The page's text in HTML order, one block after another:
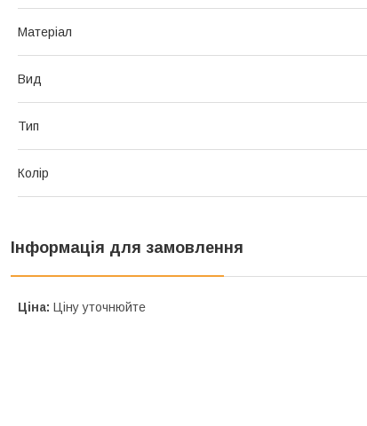
Матеріал
Вид
Тип
Колір
Інформація для замовлення
Ціна: Ціну уточнюйте